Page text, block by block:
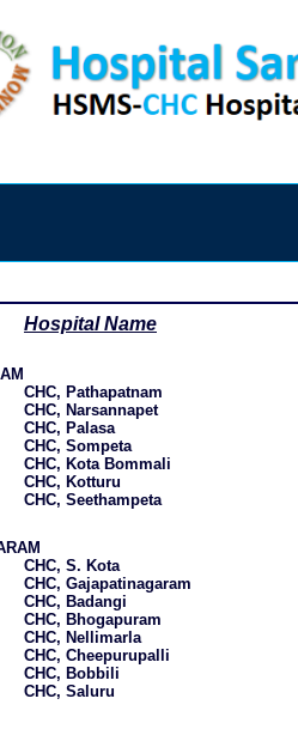
Hospital Name
CHC, Pathapatnam
CHC, Narsannapet
CHC, Palasa
CHC, Sompeta
CHC, Kota Bommali
CHC, Kotturu
CHC, Seethampeta
CHC, S. Kota
CHC, Gajapatinagaram
CHC, Badangi
CHC, Bhogapuram
CHC, Nellimarla
CHC, Cheepurupalli
CHC, Bobbili
CHC, Saluru